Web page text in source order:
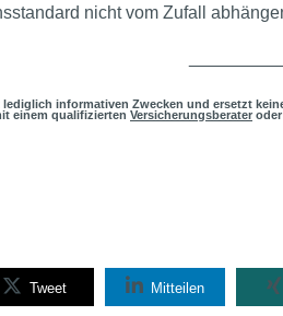
nicht vom Zufall
informativen Zwecken und ersetzt
einem qualifizierten Versicherungsberater oder
Tweet Mitteilen